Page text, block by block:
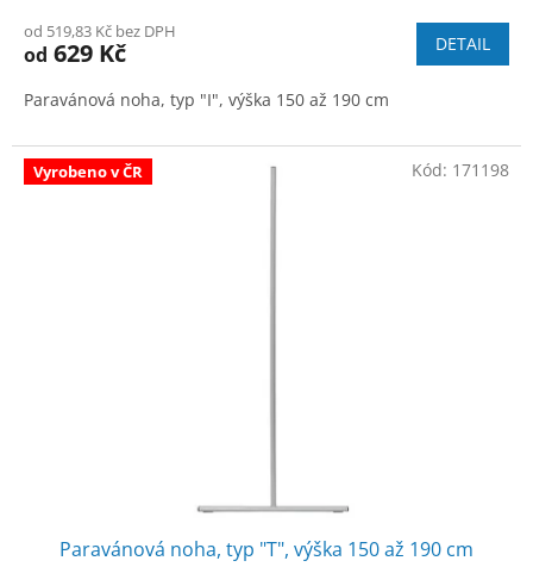
od 519,83 Kč bez DPH
od 629 Kč DETAIL
Paravánová noha, typ "I", výška 150 až 190 cm
Vyrobeno v ČR
Paravánová noha, typ "T", výška 150 až 190 cm
Kód: 171198